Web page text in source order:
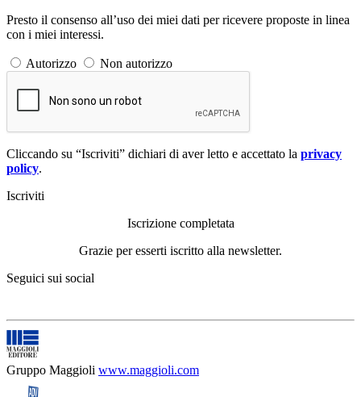
Presto il consenso all’uso dei miei dati per ricevere proposte in linea
con i miei interessi.
Autorizzo Non autorizzo
Cliccando su “Iscriviti” dichiari di aver letto e accettato la privacy
policy.
Iscriviti
Iscrizione completata
Grazie per esserti iscritto alla newsletter.
Seguici sui social
Gruppo Maggioli www.maggioli.com